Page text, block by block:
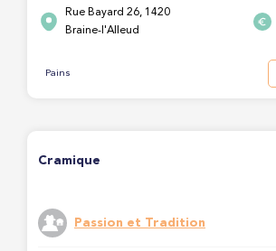
Rue Bayard 26, 1420
Braine-l'Alleud
Pains
Cramique
Passion et Tradition